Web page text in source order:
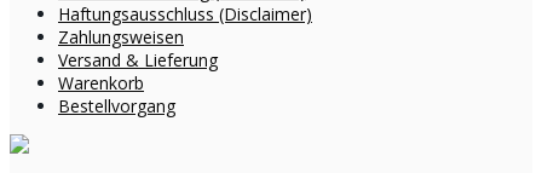
Haftungsausschluss (Disclaimer)
Zahlungsweisen
Versand & Lieferung
Warenkorb
Bestellvorgang